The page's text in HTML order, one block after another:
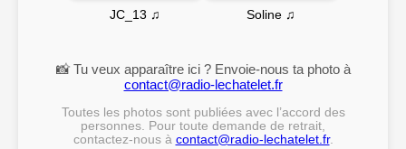
JC_13 ♫ Soline ♫
📸 Tu veux apparaître ici ? Envoie-nous ta photo à
contact@radio-lechatelet.fr
Toutes les photos sont publiées avec l’accord des
personnes. Pour toute demande de retrait,
contactez-nous à contact@radio-lechatelet.fr.